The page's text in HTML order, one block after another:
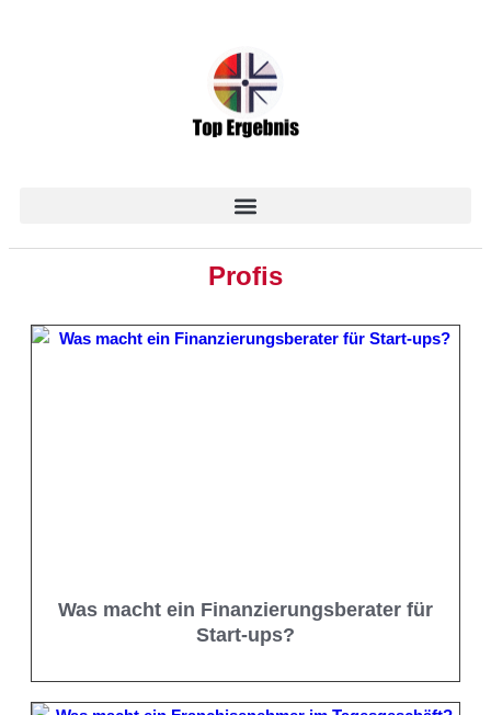
Profis
Was macht ein Finanzierungsberater für
Start-ups?